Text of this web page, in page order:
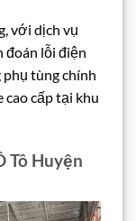
với dịch vụ
đoán lỗi điện
tùng chính
cao cấp tại khu
Tô Huyện